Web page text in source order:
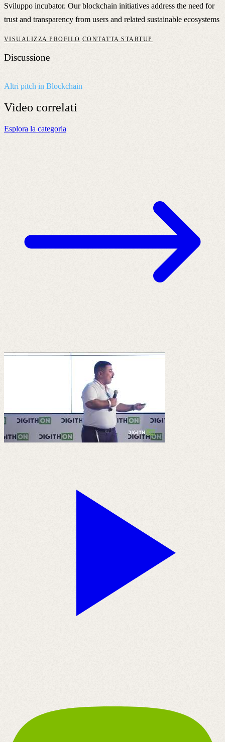
Sviluppo incubator. Our blockchain initiatives address the need for
trust and transparency from users and related sustainable ecosystems
VISUALIZZA PROFILO CONTATTA STARTUP
Discussione
Altri pitch in Blockchain
Video correlati
Esplora la categoria